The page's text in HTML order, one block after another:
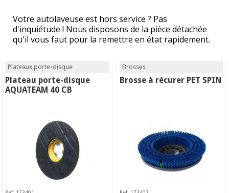
Votre autolaveuse est hors service ? Pas
d'inquiétude ! Nous disposons de la pièce détachée
qu'il vous faut pour la remettre en état rapidement.
Plateaux porte-disque
Plateau porte-disque
AQUATEAM 40 CB
Brosses
Brosse à récurer PET SPIN